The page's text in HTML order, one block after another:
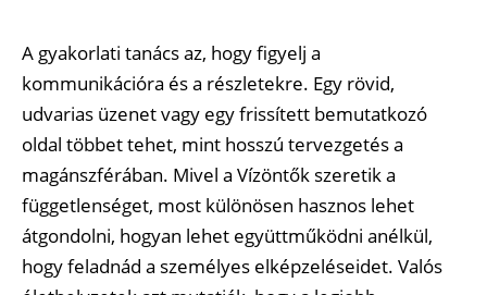
A gyakorlati tanács az, hogy figyelj a
kommunikációra és a részletekre. Egy rövid,
udvarias üzenet vagy egy frissített bemutatkozó
oldal többet tehet, mint hosszú tervezgetés a
magánszférában. Mivel a Vízöntők szeretik a
függetlenséget, most különösen hasznos lehet
átgondolni, hogyan lehet együttműködni anélkül,
hogy feladnád a személyes elképzeléseidet. Valós